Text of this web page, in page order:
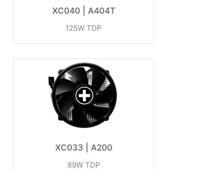
XC040 | A404T
125W TDP
XC033 | A200
89W TDP